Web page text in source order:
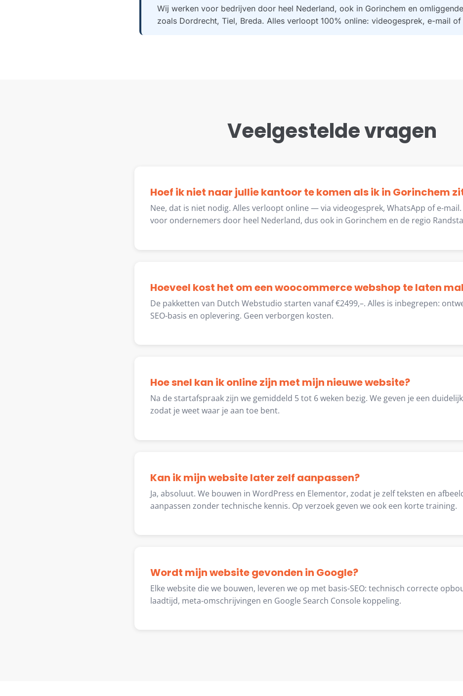
Wij werken voor bedrijven door heel Nederland, ook in Gorinchem en
zoals Dordrecht, Tiel, Breda. Alles verloopt 100% online: videogesprek, e-mail of
Veelgestelde vragen
Hoef ik niet naar jullie kantoor te komen als ik in Gorinchem
Nee, dat is niet nodig. Alles verloopt online — via videogesprek, WhatsApp of e-mail.
voor ondernemers door heel Nederland, dus ook in Gorinchem en de regio
Hoeveel kost het om een woocommerce webshop te laten
De pakketten van Dutch Webstudio starten vanaf €2499,–. Alles is inbegrepen:
SEO-basis en oplevering. Geen verborgen kosten.
Hoe snel kan ik online zijn met mijn nieuwe website?
Na de startafspraak zijn we gemiddeld 5 tot 6 weken bezig. We geven je een
zodat je weet waar je aan toe bent.
Kan ik mijn website later zelf aanpassen?
Ja, absoluut. We bouwen in WordPress en Elementor, zodat je zelf teksten en
aanpassen zonder technische kennis. Op verzoek geven we ook een korte training.
Wordt mijn website gevonden in Google?
Elke website die we bouwen, leveren we op met basis-SEO: technisch correcte
laadtijd, meta-omschrijvingen en Google Search Console koppeling.